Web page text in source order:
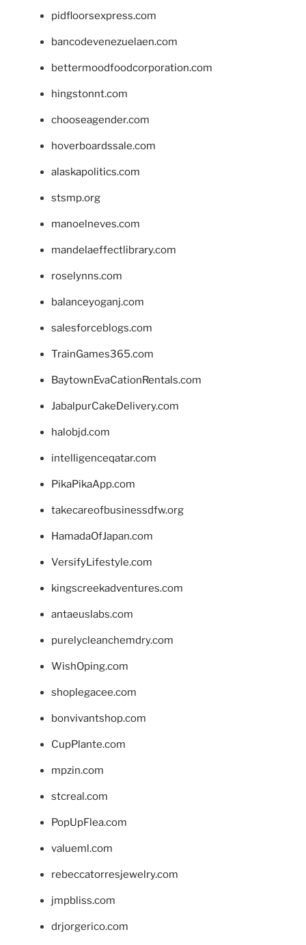
pidfloorsexpress.com
bancodevenezuelaen.com
bettermoodfoodcorporation.com
hingstonnt.com
chooseagender.com
hoverboardssale.com
alaskapolitics.com
stsmp.org
manoelneves.com
mandelaeffectlibrary.com
roselynns.com
balanceyoganj.com
salesforceblogs.com
TrainGames365.com
BaytownEvaCationRentals.com
JabalpurCakeDelivery.com
halobjd.com
intelligenceqatar.com
PikaPikaApp.com
takecareofbusinessdfw.org
HamadaOfJapan.com
VersifyLifestyle.com
kingscreekadventures.com
antaeuslabs.com
purelycleanchemdry.com
WishOping.com
shoplegacee.com
bonvivantshop.com
CupPlante.com
mpzin.com
stcreal.com
PopUpFlea.com
valueml.com
rebeccatorresjewelry.com
jmpbliss.com
drjorgerico.com